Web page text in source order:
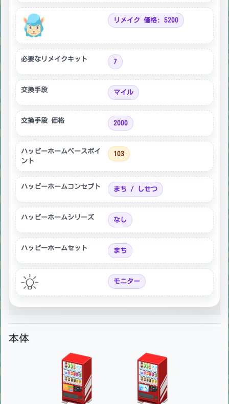
リメイク 価格: 5200
必要なリメイクキット 7
交換手段 マイル
交換手段 価格 2000
ハッピーホームベースポイ
ント
103
ハッピーホームコンセプト まち / しせつ
ハッピーホームシリーズ なし
ハッピーホームセット まち
モニター
本体